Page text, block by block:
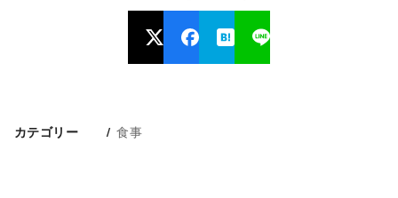
カテゴリー 食事